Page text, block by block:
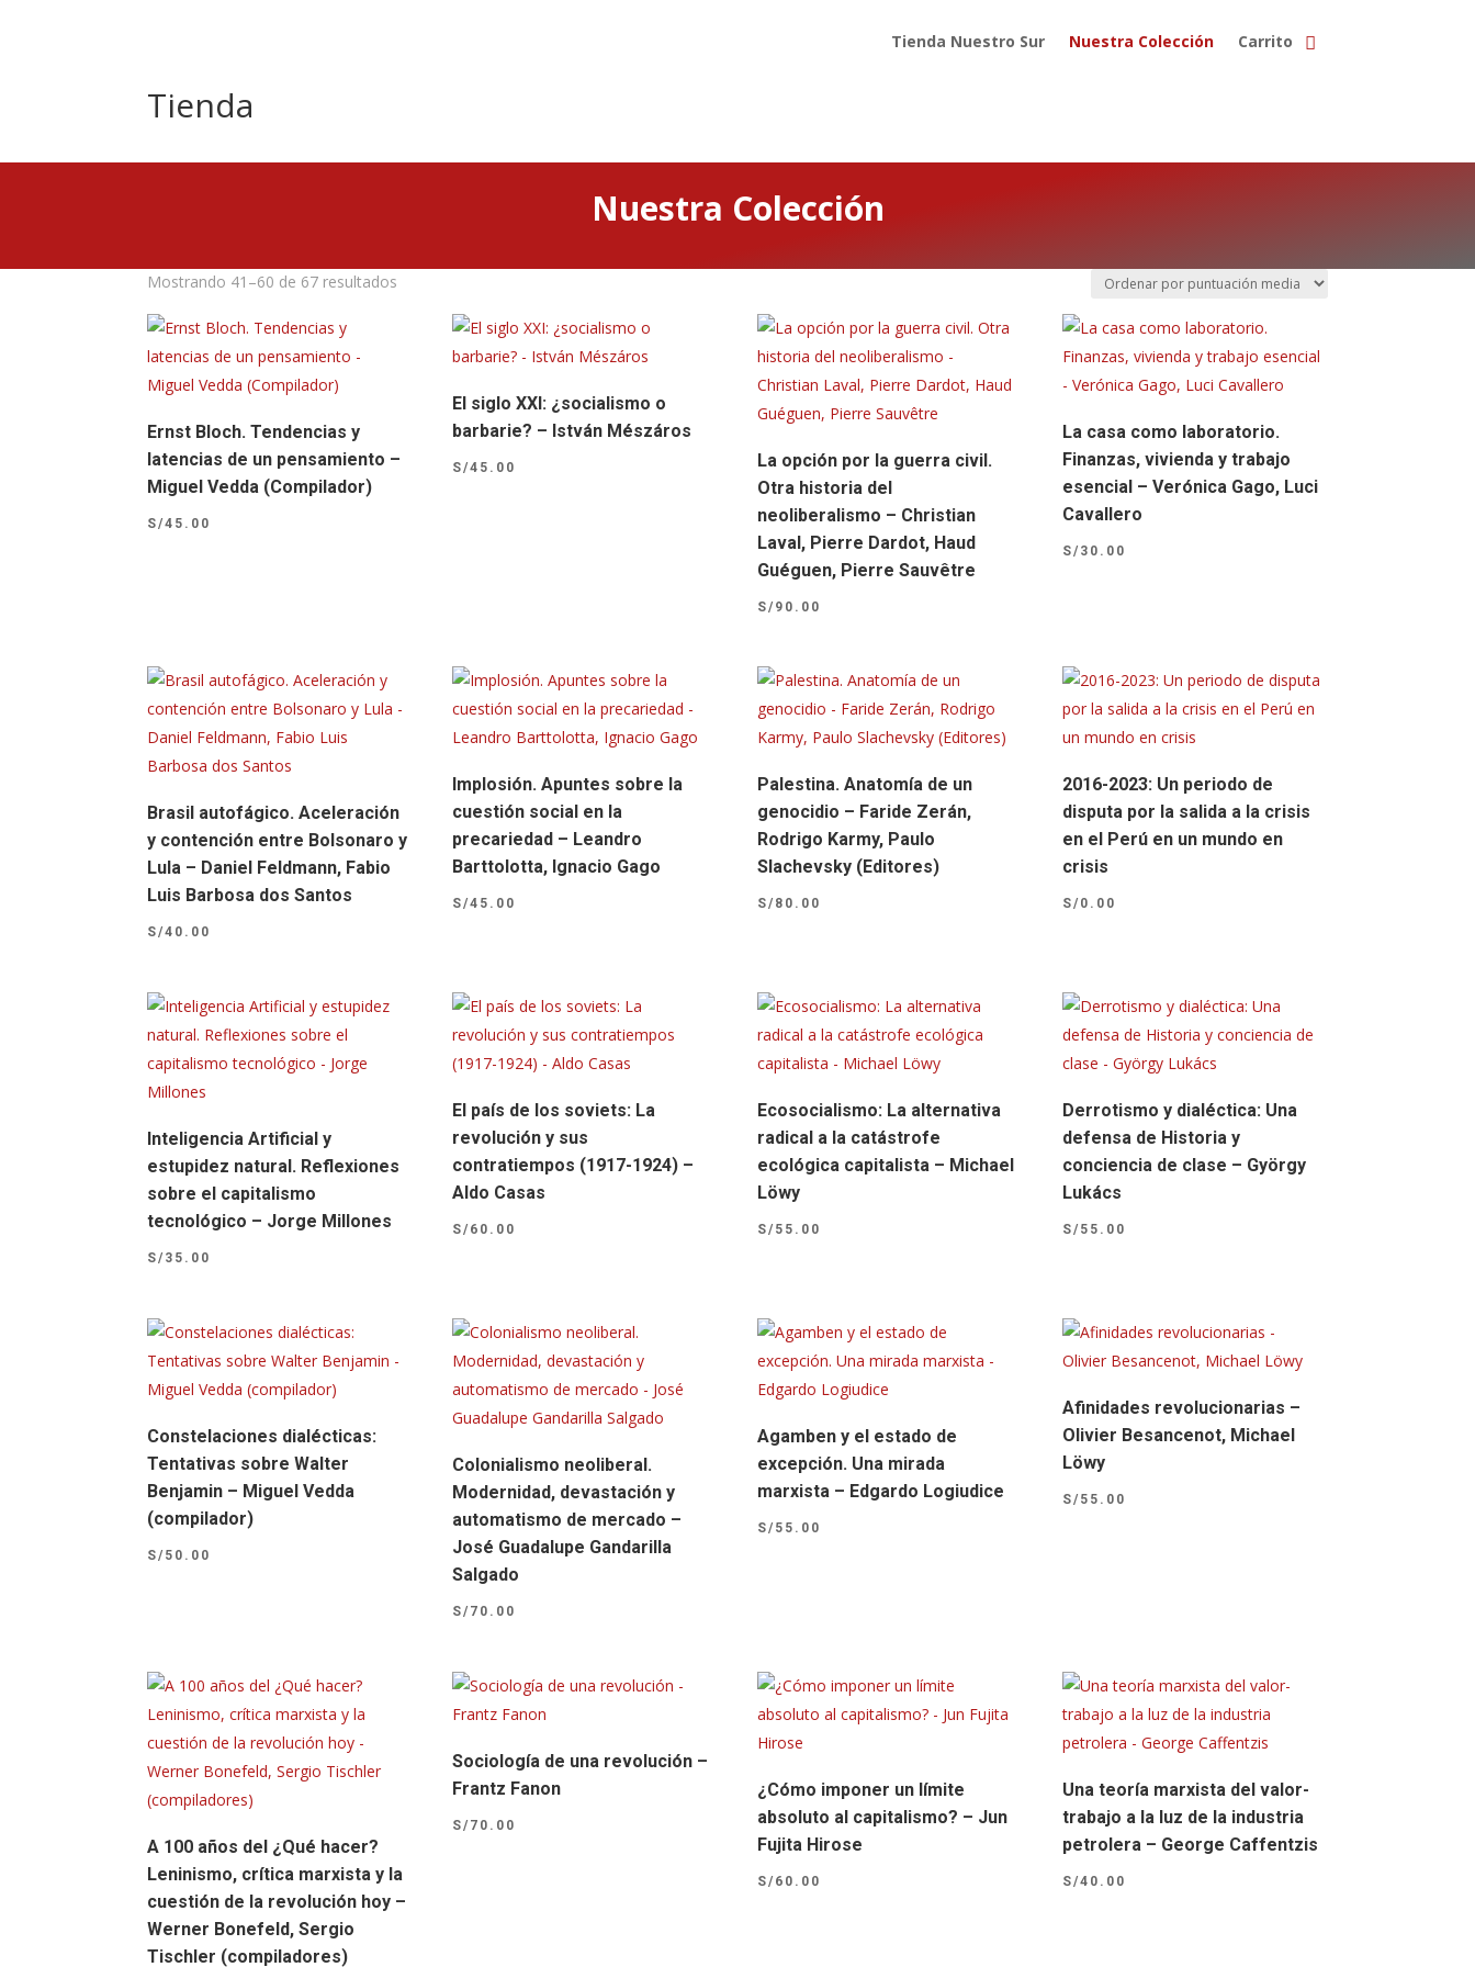
Tienda Nuestro Sur Nuestra Colección Carrito
Tienda
Nuestra Colección
Mostrando 41–60 de 67 resultados
puntuación
Ernst Bloch. Tendencias y
latencias de un pensamiento –
Miguel Vedda (Compilador)
S/45.00
El siglo XXI: ¿socialismo o
barbarie? – István Mészáros
S/45.00
La opción por la guerra civil.
Otra historia del
neoliberalismo – Christian
Laval, Pierre Dardot, Haud
Guéguen, Pierre Sauvêtre
S/ 90.00
La casa como laboratorio.
Finanzas, vivienda y trabajo
esencial – Verónica Gago, Luci
Cavallero
S/ 30.00
Brasil autofágico. Aceleración
y contención entre Bolsonaro y
Lula – Daniel Feldmann, Fabio
Luis Barbosa dos Santos
S/40.00
Implosión. Apuntes sobre la
cuestión social en la
precariedad – Leandro
Barttolotta, Ignacio Gago
S/45.00
Palestina. Anatomía de un
genocidio – Faride Zerán,
Rodrigo Karmy, Paulo
Slachevsky (Editores)
S/ 80.00
2016-2023: Un periodo de
disputa por la salida a la crisis
en el Perú en un mundo en
crisis
S/ 0.00
Inteligencia Artificial y
estupidez natural. Reflexiones
sobre el capitalismo
tecnológico – Jorge Millones
S/ 35.00
El país de los soviets: La
revolución y sus
contratiempos (1917-1924) –
Aldo Casas
S/ 60.00
Ecosocialismo: La alternativa
radical a la catástrofe
ecológica capitalista – Michael
Löwy
S/ 55.00
Derrotismo y dialéctica: Una
defensa de Historia y
conciencia de clase – György
Lukács
S/ 55.00
Constelaciones dialécticas:
Tentativas sobre Walter
Benjamin – Miguel Vedda
(compilador)
S/ 50.00
Colonialismo neoliberal.
Modernidad, devastación y
automatismo de mercado –
José Guadalupe Gandarilla
Salgado
S/ 70.00
Agamben y el estado de
excepción. Una mirada
marxista – Edgardo Logiudice
S/ 55.00
Afinidades revolucionarias –
Olivier Besancenot, Michael
Löwy
S/ 55.00
A 100 años del ¿Qué hacer?
Leninismo, crítica marxista y la
cuestión de la revolución hoy –
Werner Bonefeld, Sergio
Tischler (compiladores)
Sociología de una revolución –
Frantz Fanon
S/ 70.00
¿Cómo imponer un límite
absoluto al capitalismo? – Jun
Fujita Hirose
S/ 60.00
Una teoría marxista del valor-
trabajo a la luz de la industria
petrolera – George Caffentzis
S/40.00